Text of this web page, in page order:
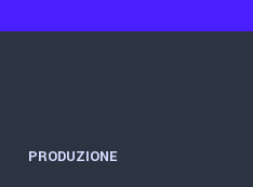
PRODUZIONE